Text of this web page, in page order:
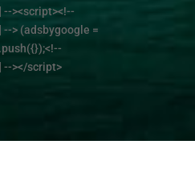
--><script><!--
--> (adsbygoogle =
--></script>